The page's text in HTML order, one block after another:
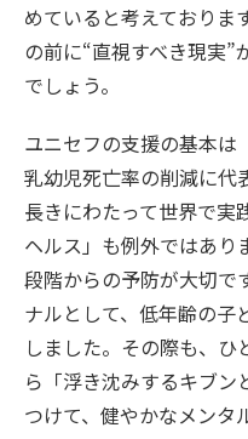
めていると考えておりま
の前に“直視すべき現実”
でしょう。
ユニセフの支援の基本は
乳幼児死亡率の削減に代
長きにわたって世界で実
ヘルス」も例外ではあり
段階からの予防が大切で
ナルとして、低年齢の子
しました。その際も、ひ
ら「浮き沈みするキブン
つけて、健やかなメンタ